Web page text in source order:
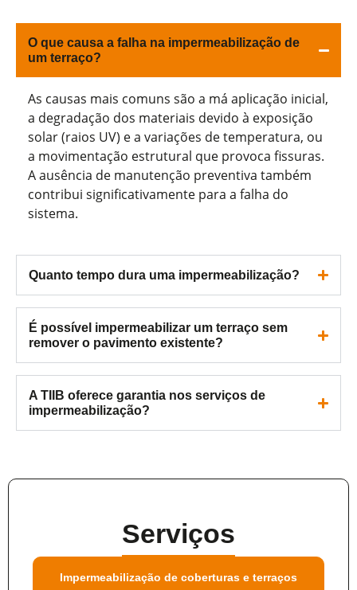
Serviços
Impermeabilização de coberturas e terraços
O que causa a falha na impermeabilização de
um terraço?
As causas mais comuns são a má aplicação inicial,
a degradação dos materiais devido à exposição
solar (raios UV) e a variações de temperatura, ou
a movimentação estrutural que provoca fissuras.
A ausência de manutenção preventiva também
contribui significativamente para a falha do
sistema.
Quanto tempo dura uma impermeabilização?
É possível impermeabilizar um terraço sem
remover o pavimento existente?
A TIIB oferece garantia nos serviços de
impermeabilização?